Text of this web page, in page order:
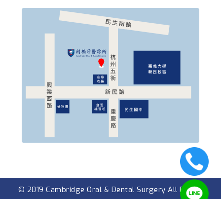
© 2019 Cambridge Oral & Dental Surgery All Rights